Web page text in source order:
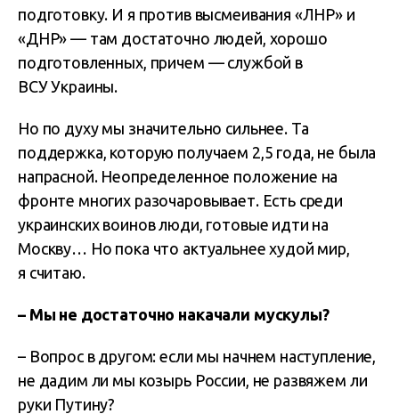
подготовку. И я против высмеивания «ЛНР» и
«ДНР» — там достаточно людей, хорошо
подготовленных, причем — службой в
ВСУ Украины.
Но по духу мы значительно сильнее. Та
поддержка, которую получаем 2,5 года, не была
напрасной. Неопределенное положение на
фронте многих разочаровывает. Есть среди
украинских воинов люди, готовые идти на
Москву… Но пока что актуальнее худой мир,
я считаю.
– Мы не достаточно накачали мускулы?
– Вопрос в другом: если мы начнем наступление,
не дадим ли мы козырь России, не развяжем ли
руки Путину?